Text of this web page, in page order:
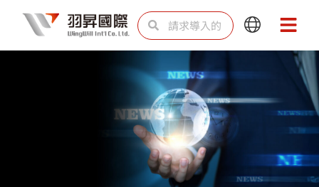
内
SearchSearch
Main
Menu
Main
Menu